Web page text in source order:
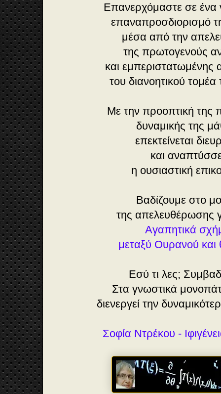
Επανερχόμαστε σε ένα
επαναπροσδιορισμό
μέσα από την
της πρωτογενούς
και
του διανοητικού
Με την προοπτική της
δυναμικής της
επεκτείνεται
και
η ουσιαστική
Βαδίζουμε στο
της απελευθέρωσης
Αγαπητικά
μεταξύ Ουρανού
Εσύ τι λες;
Στα γνωστικά
διενεργεί την
Σοφία Ντρέκου -